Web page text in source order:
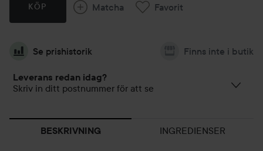
KÖP Matcha Favorit
Se prishistorik Finns inte i butik
Leverans redan idag?
Skriv in ditt postnummer för att se
BESKRIVNING INGREDIENSER